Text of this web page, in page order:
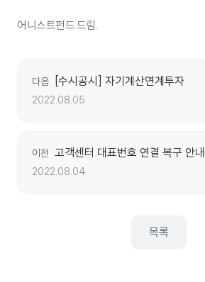
어니스트펀드 드림.
다음 [수시공시] 자기계산연계투자
2022.08.05
이전 고객센터 대표번호 연결 복구 안내
2022.08.04
목록